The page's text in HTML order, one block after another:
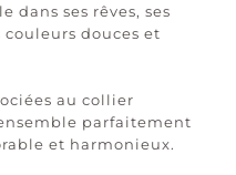
dans ses rêves, ses
douces et
au collier
parfaitement
et harmonieux.